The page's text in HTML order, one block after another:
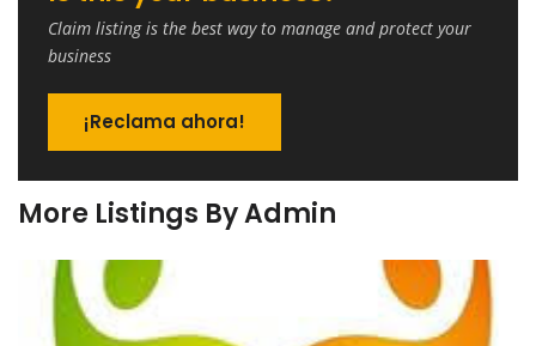
Claim listing is the best way to manage and protect your
business
¡Reclama ahora!
More Listings By Admin